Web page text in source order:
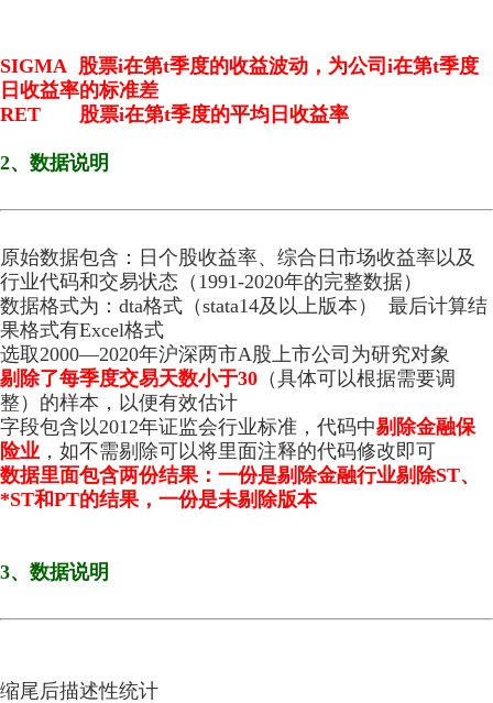
SIGMA 股票i在第t季度的收益波动，为公司i在第t季度
日收益率的标准差
RET 股票i在第t季度的平均日收益率
2、数据说明
原始数据包含：日个股收益率、综合日市场收益率以及
行业代码和交易状态（1991-2020年的完整数据）
数据格式为：dta格式（stata14及以上版本） 最后计算结
果格式有Excel格式
选取2000—2020年沪深两市A股上市公司为研究对象
剔除了每季度交易天数小于30 （具体可以根据需要调
整）的样本，以便有效估计
字段包含以2012年证监会行业标准，代码中剔除金融保
险业 ，如不需剔除可以将里面注释的代码修改即可
数据里面包含两份结果：一份是剔除金融行业剔除ST、
*ST和PT的结果，一份是未剔除版本
3、数据说明
缩尾后描述性统计